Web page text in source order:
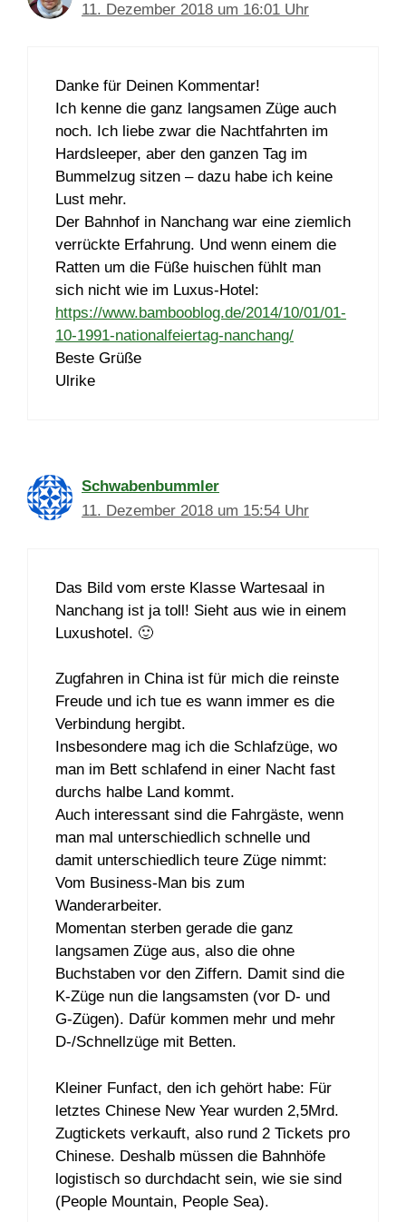
11. Dezember 2018 um 16:01 Uhr
Danke für Deinen Kommentar!
Ich kenne die ganz langsamen Züge auch
noch. Ich liebe zwar die Nachtfahrten im
Hardsleeper, aber den ganzen Tag im
Bummelzug sitzen – dazu habe ich keine
Lust mehr.
Der Bahnhof in Nanchang war eine ziemlich
verrückte Erfahrung. Und wenn einem die
Ratten um die Füße huischen fühlt man
sich nicht wie im Luxus-Hotel:
https://www.bambooblog.de/2014/10/01/01-
10-1991-nationalfeiertag-nanchang/
Beste Grüße
Ulrike
Schwabenbummler
11. Dezember 2018 um 15:54 Uhr
Das Bild vom erste Klasse Wartesaal in
Nanchang ist ja toll! Sieht aus wie in einem
Luxushotel. 🙂
Zugfahren in China ist für mich die reinste
Freude und ich tue es wann immer es die
Verbindung hergibt.
Insbesondere mag ich die Schlafzüge, wo
man im Bett schlafend in einer Nacht fast
durchs halbe Land kommt.
Auch interessant sind die Fahrgäste, wenn
man mal unterschiedlich schnelle und
damit unterschiedlich teure Züge nimmt:
Vom Business-Man bis zum
Wanderarbeiter.
Momentan sterben gerade die ganz
langsamen Züge aus, also die ohne
Buchstaben vor den Ziffern. Damit sind die
K-Züge nun die langsamsten (vor D- und
G-Zügen). Dafür kommen mehr und mehr
D-/Schnellzüge mit Betten.
Kleiner Funfact, den ich gehört habe: Für
letztes Chinese New Year wurden 2,5Mrd.
Zugtickets verkauft, also rund 2 Tickets pro
Chinese. Deshalb müssen die Bahnhöfe
logistisch so durchdacht sein, wie sie sind
(People Mountain, People Sea).